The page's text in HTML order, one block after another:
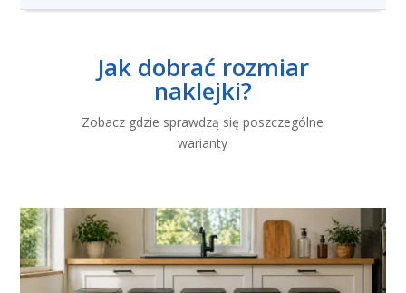
Jak dobrać rozmiar
naklejki?
Zobacz gdzie sprawdzą się poszczególne
warianty